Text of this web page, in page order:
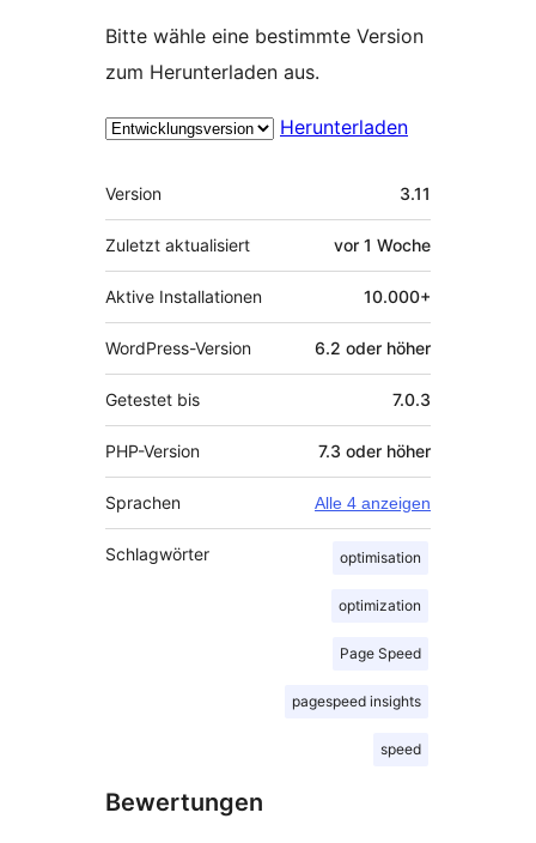
Bitte wähle eine bestimmte Version
zum Herunterladen aus.
Herunterladen
Meta
Version 3.11
Zuletzt aktualisiert vor 1 Woche
Aktive Installationen 10.000+
WordPress-Version 6.2 oder höher
Getestet bis 7.0.3
PHP-Version 7.3 oder höher
Sprachen Alle 4 anzeigen
Schlagwörter optimisation
optimization
Page Speed
pagespeed insights
speed
Bewertungen